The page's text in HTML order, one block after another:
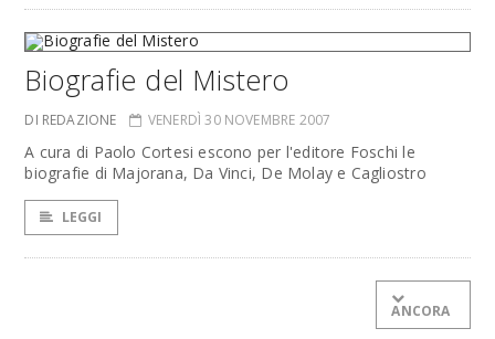
Biografie del Mistero
DI REDAZIONE VENERDÌ 30 NOVEMBRE 2007
A cura di Paolo Cortesi escono per l'editore Foschi le
biografie di Majorana, Da Vinci, De Molay e Cagliostro
LEGGI
ANCORA